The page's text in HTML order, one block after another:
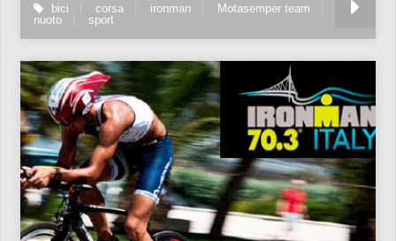
bici corsa ironman
Motasemper team
nuoto
sport